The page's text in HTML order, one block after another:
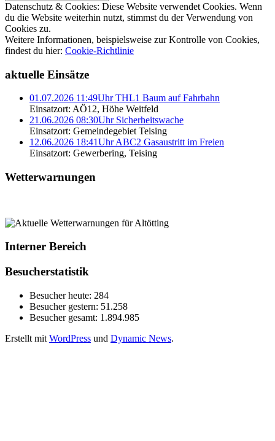
Datenschutz & Cookies: Diese Website verwendet Cookies. Wenn
du die Website weiterhin nutzt, stimmst du der Verwendung von
Cookies zu.
Weitere Informationen, beispielsweise zur Kontrolle von Cookies,
findest du hier: Cookie-Richtlinie
aktuelle Einsätze
01.07.2026 11:49Uhr THL1 Baum auf Fahrbahn
Einsatzort: AÖ12, Höhe Weitfeld
21.06.2026 08:30Uhr Sicherheitswache
Einsatzort: Gemeindegebiet Teising
12.06.2026 18:41Uhr ABC2 Gasaustritt im Freien
Einsatzort: Gewerbering, Teising
Wetterwarnungen
Interner Bereich
Besucherstatistik
Besucher heute: 284
Besucher gestern: 51.258
Besucher gesamt: 1.894.985
Erstellt mit WordPress und Dynamic News.